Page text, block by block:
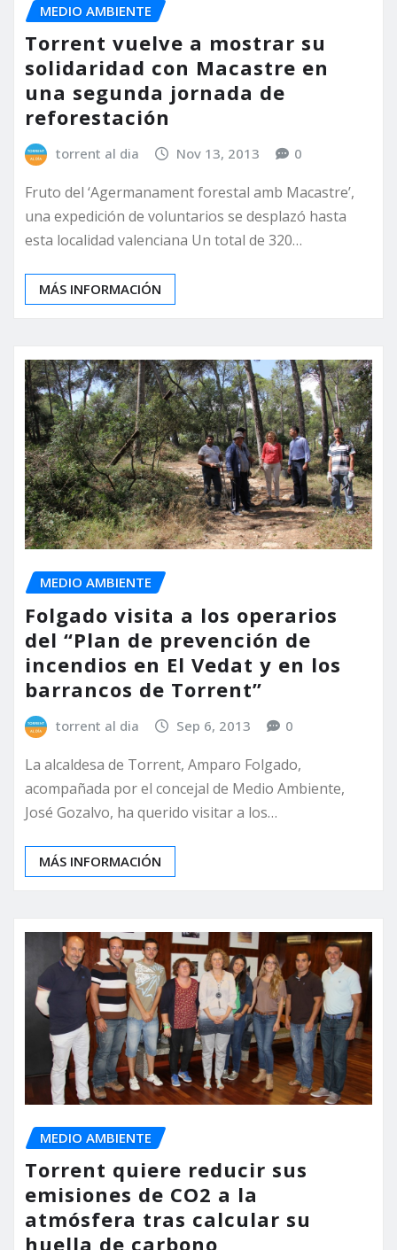
MEDIO AMBIENTE
Torrent vuelve a mostrar su
solidaridad con Macastre en
una segunda jornada de
reforestación
torrent al dia Nov 13, 2013 0
Fruto del ‘Agermanament forestal amb Macastre’,
una expedición de voluntarios se desplazó hasta
esta localidad valenciana Un total de 320…
MÁS INFORMACIÓN
MEDIO AMBIENTE
Folgado visita a los operarios
del “Plan de prevención de
incendios en El Vedat y en los
barrancos de Torrent”
torrent al dia Sep 6, 2013 0
La alcaldesa de Torrent, Amparo Folgado,
acompañada por el concejal de Medio Ambiente,
José Gozalvo, ha querido visitar a los…
MÁS INFORMACIÓN
MEDIO AMBIENTE
Torrent quiere reducir sus
emisiones de CO2 a la
atmósfera tras calcular su
huella de carbono